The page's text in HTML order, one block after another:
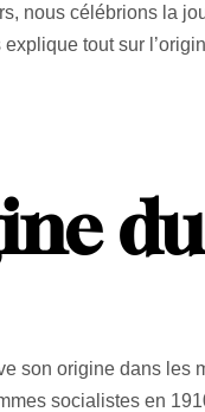
nous célébrions la
explique tout sur
son origine dans les
socialistes en